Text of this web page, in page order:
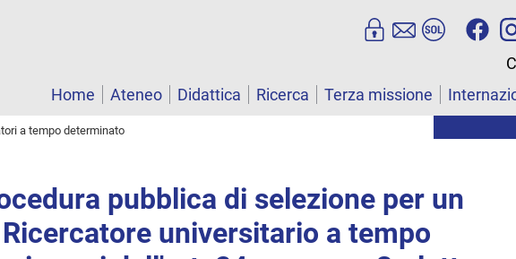
Home
Ateneo Didattica Ricerca Terza missione
a tempo determinato
pubblica di selezione per un
universitario a tempo